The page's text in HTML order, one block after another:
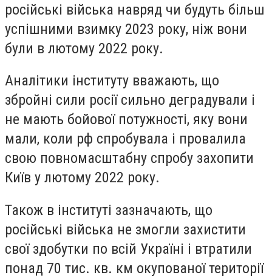
російські війська навряд чи будуть більш
успішними взимку 2023 року, ніж вони
були в лютому 2022 року.
Аналітики інституту вважають, що
збройні сили росії сильно деградували і
не мають бойової потужності, яку вони
мали, коли рф спробувала і провалила
свою повномасштабну спробу захопити
Київ у лютому 2022 року.
Також в інституті зазначають, що
російські війська не змогли захистити
свої здобутки по всій Україні і втратили
понад 70 тис. кв. км окупованої території